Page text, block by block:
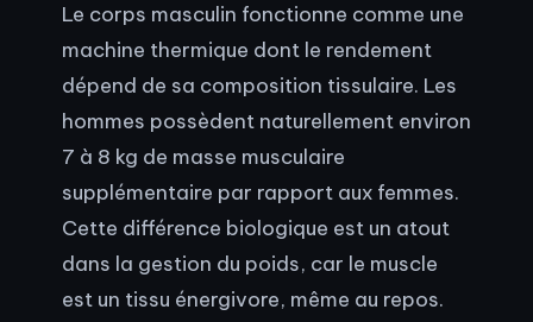
Le corps masculin fonctionne comme une
machine thermique dont le rendement
dépend de sa composition tissulaire. Les
hommes possèdent naturellement environ
7 à 8 kg de masse musculaire
supplémentaire par rapport aux femmes.
Cette différence biologique est un atout
dans la gestion du poids, car le muscle
est un tissu énergivore, même au repos.